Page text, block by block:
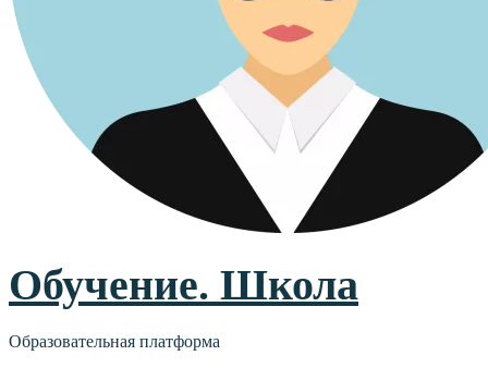
Обучение. Школа
Образовательная платформа